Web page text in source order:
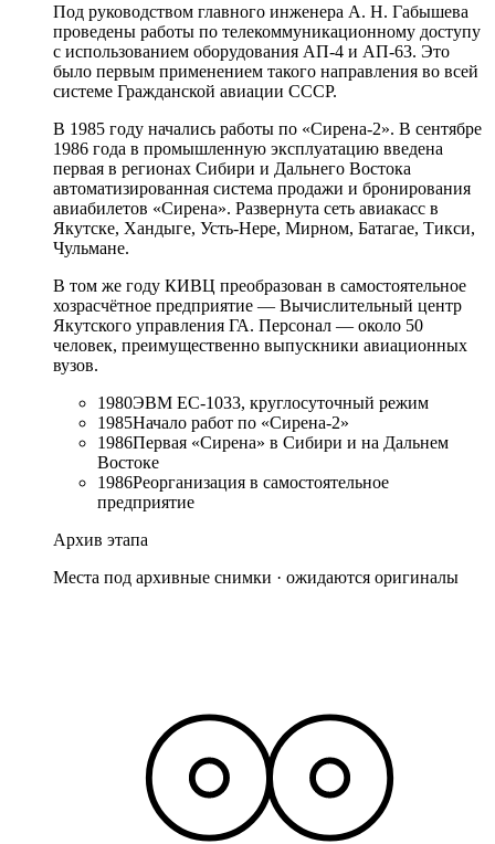
Под руководством главного инженера А. Н. Габышева
проведены работы по телекоммуникационному доступу
с использованием оборудования АП-4 и АП-63. Это
было первым применением такого направления во всей
системе Гражданской авиации СССР.
В 1985 году начались работы по «Сирена-2». В сентябре
1986 года в промышленную эксплуатацию введена
первая в регионах Сибири и Дальнего Востока
автоматизированная система продажи и бронирования
авиабилетов «Сирена». Развернута сеть авиакасс в
Якутске, Хандыге, Усть-Нере, Мирном, Батагае, Тикси,
Чульмане.
В том же году КИВЦ преобразован в самостоятельное
хозрасчётное предприятие — Вычислительный центр
Якутского управления ГА. Персонал — около 50
человек, преимущественно выпускники авиационных
вузов.
1980ЭВМ ЕС-1033, круглосуточный режим
1985Начало работ по «Сирена-2»
1986Первая «Сирена» в Сибири и на Дальнем
Востоке
1986Реорганизация в самостоятельное
предприятие
Архив этапа
Места под архивные снимки · ожидаются оригиналы